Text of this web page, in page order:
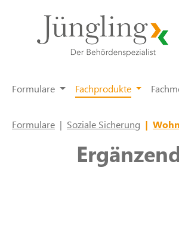
Zur Hauptnavigation
Formulare Fachprodukte
Formulare | Soziale Sicherung |